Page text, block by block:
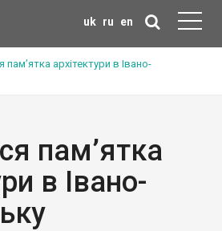
uk ru en
пам’ятка архітектури в Івано-
пам’ятка
в Івано-